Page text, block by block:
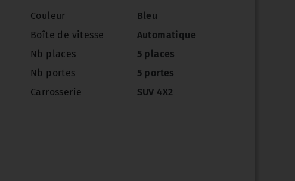
Couleur
Bleu
Boîte de vitesse
Automatique
Nb places
5 places
Nb portes
5 portes
Carrosserie
SUV 4X2